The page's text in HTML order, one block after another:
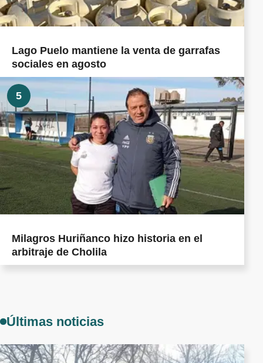
Lago Puelo mantiene la venta de garrafas
sociales en agosto
5
Milagros Huriñanco hizo historia en el
arbitraje de Cholila
Últimas noticias